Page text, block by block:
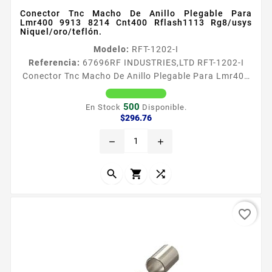
Conector Tnc Macho De Anillo Plegable Para
Lmr400 9913 8214 Cnt400 Rflash1113 Rg8/usys
Niquel/oro/teflón.
Modelo: RFT-1202-I
Referencia: 67696RF INDUSTRIES,LTD RFT-1202-I
Conector Tnc Macho De Anillo Plegable Para Lmr400
9913 8214 Cnt400 Rflash1113 Rg8/usys
Niquel/oro/teflón. Conector TNC Macho de Anillo
Plegable para LMR400 9913 Niquel Oro Tefloacuten
9913 7810A 8214 CNT400 RG8USYS RFLASH1113
Niquelado Contacto Central Oro Aislante...
En Stock 500 Disponible.
$296.76Precio
remove add
  
favorite_border